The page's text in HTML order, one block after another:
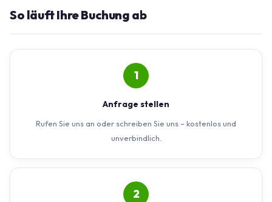
So läuft Ihre Buchung ab
1
Anfrage stellen
Rufen Sie uns an oder schreiben Sie uns – kostenlos und
unverbindlich.
2